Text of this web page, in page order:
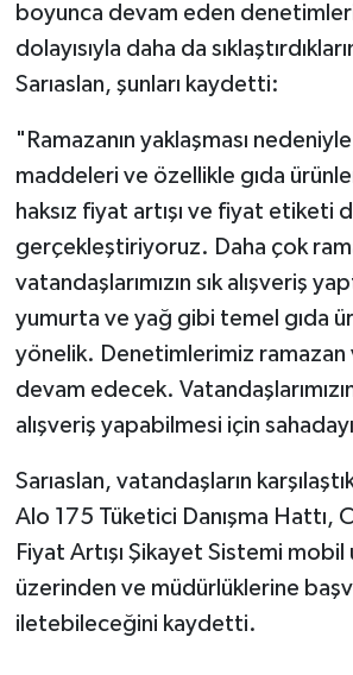
boyunca devam eden
dolayısıyla daha da
Sarıaslan, şunları kaydetti:
"Ramazanın yaklaşması
maddeleri ve özellikle gıda
haksız fiyat artışı ve fiyat etiketi
gerçekleştiriyoruz. Daha çok
vatandaşlarımızın sık alışveriş
yumurta ve yağ gibi temel gıda
yönelik. Denetimlerimiz ramazan
devam edecek.
alışveriş yapabilmesi için
Sarıaslan, vatandaşların
Alo 175 Tüketici Danışma Hattı,
Fiyat Artışı Şikayet Sistemi mobil
üzerinden ve müdürlüklerine
iletebileceğini kaydetti.